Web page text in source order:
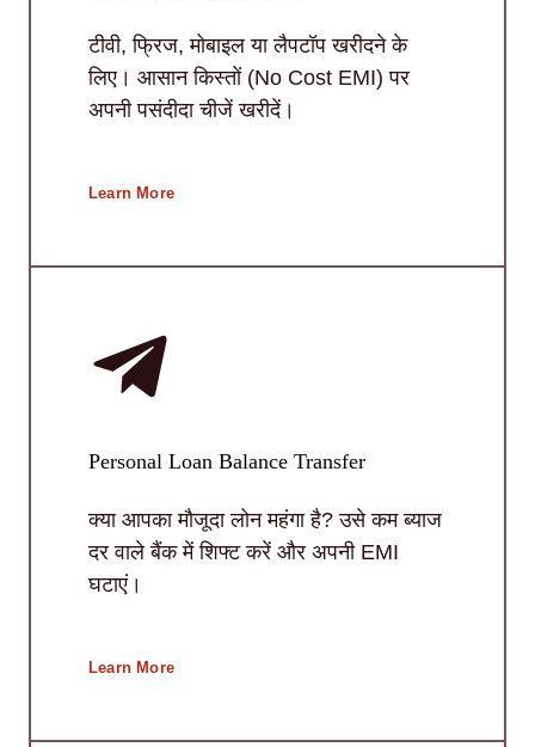
टीवी, फ्रिज, मोबाइल या लैपटॉप खरीदने के
लिए। आसान किस्तों (No Cost EMI) पर
अपनी पसंदीदा चीजें खरीदें।
Learn More
Personal Loan Balance Transfer
क्या आपका मौजूदा लोन महंगा है? उसे कम ब्याज
दर वाले बैंक में शिफ्ट करें और अपनी EMI
घटाएं।
Learn More